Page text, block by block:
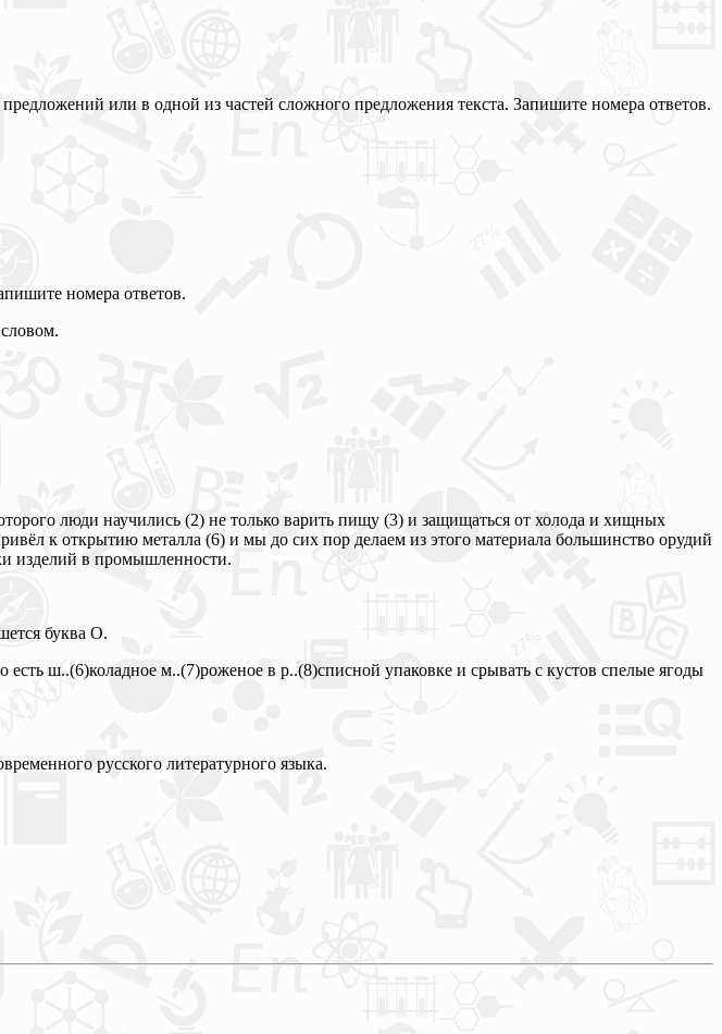
или в одной из частей сложного предложения текста. Запишите номера ответов.
номера ответов.
люди научились (2) не только варить пищу (3) и защищаться от холода и хищных
к открытию металла (6) и мы до сих пор делаем из этого материала большинство орудий
изделий в промышленности.
буква О.
ш..(6)коладное м..(7)роженое в р..(8)списной упаковке и срывать с кустов спелые ягоды
русского литературного языка.